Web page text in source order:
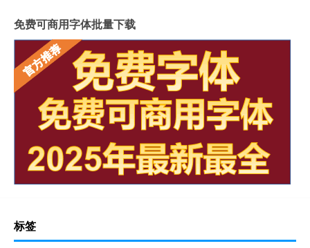
免费可商用字体批量下载
标签